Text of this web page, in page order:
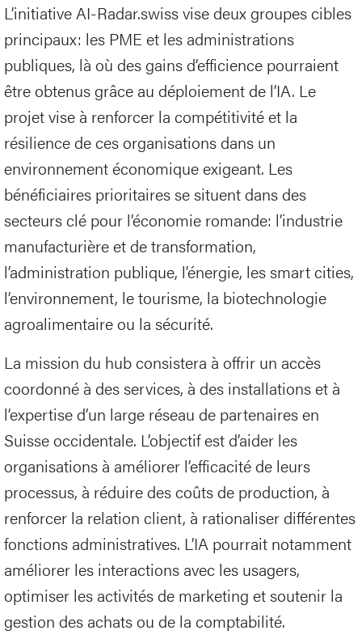
L’initiative AI-Radar.swiss vise deux groupes cibles
principaux: les PME et les administrations
publiques, là où des gains d’efficience pourraient
être obtenus grâce au déploiement de l’IA. Le
projet vise à renforcer la compétitivité et la
résilience de ces organisations dans un
environnement économique exigeant. Les
bénéficiaires prioritaires se situent dans des
secteurs clé pour l’économie romande: l’industrie
manufacturière et de transformation,
l’administration publique, l’énergie, les smart cities,
l’environnement, le tourisme, la biotechnologie
agroalimentaire ou la sécurité.
La mission du hub consistera à offrir un accès
coordonné à des services, à des installations et à
l’expertise d’un large réseau de partenaires en
Suisse occidentale. L’objectif est d’aider les
organisations à améliorer l’efficacité de leurs
processus, à réduire des coûts de production, à
renforcer la relation client, à rationaliser différentes
fonctions administratives. L’IA pourrait notamment
améliorer les interactions avec les usagers,
optimiser les activités de marketing et soutenir la
gestion des achats ou de la comptabilité.